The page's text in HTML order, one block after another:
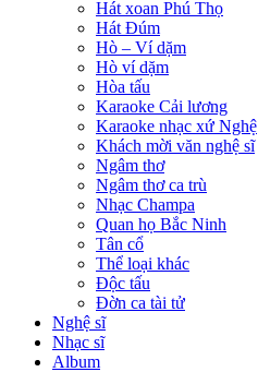
Hát xoan Phú Thọ
Hát Đúm
Hò – Ví dặm
Hò ví dặm
Hòa tấu
Karaoke Cải lương
Karaoke nhạc xứ Nghệ
Khách mời văn nghệ sĩ
Ngâm thơ
Ngâm thơ ca trù
Nhạc Champa
Quan họ Bắc Ninh
Tân cổ
Thể loại khác
Độc tấu
Đờn ca tài tử
Nghệ sĩ
Nhạc sĩ
Album